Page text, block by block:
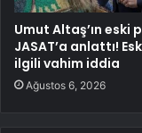
Umut Altaş’ın eski
JASAT’a anlattı!
ilgili vahim iddia
Ağustos 6, 2026